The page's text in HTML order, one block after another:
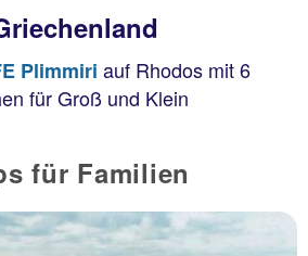
Plimmiri auf Rhodos mit 6
für Groß und Klein
für Familien